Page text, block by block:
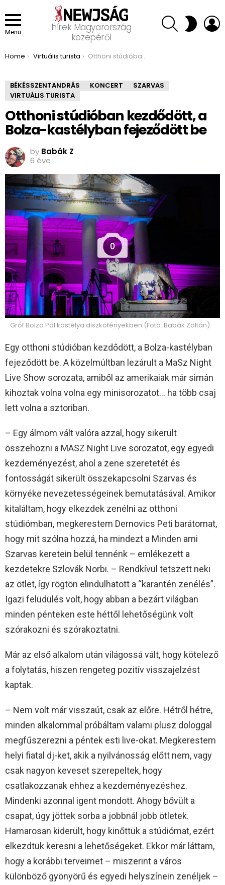
Menu
hírek Magyarország
közepéről
SEARCH SWITCH
SKIN
You are here:
Home Virtuális turista Otthoni stúdióban kezdődött, a Bolza-kastélyban fejeződött be
BÉKÉSSZENTANDRÁS KONCERT
SZARVAS
VIRTUÁLIS TURISTA
Otthoni stúdióban kezdődött, a
Bolza-kastélyban fejeződött be
by Babák Z
6 éve
0
Gróf Bolza Pál kastélya diszkófényekben (Fotó: Babák Zoltán)
Egy otthoni stúdióban kezdődött, a Bolza-kastélyban
fejeződött be. A közelmúltban lezárult a MaSz Night
Live Show sorozata, amiből az amerikaiak már simán
kihoztak volna volna egy minisorozatot… ha több csaj
lett volna a sztoriban.
– Egy álmom vált valóra azzal, hogy sikerült
összehozni a MASZ Night Live sorozatot, egy egyedi
kezdeményezést, ahol a zene szeretetét és
fontosságát sikerült összekapcsolni Szarvas és
környéke nevezetességeinek bemutatásával. Amikor
kitaláltam, hogy elkezdek zenélni az otthoni
stúdiómban, megkerestem Dernovics Peti barátomat,
hogy mit szólna hozzá, ha mindezt a Minden ami
Szarvas keretein belül tennénk – emlékezett a
kezdetekre Szlovák Norbi. – Rendkívül tetszett neki
az ötlet, így rögtön elindulhatott a “karantén zenélés”.
Igazi felüdülés volt, hogy abban a bezárt világban
minden pénteken este héttől lehetőségünk volt
szórakozni és szórakoztatni.
Már az első alkalom után világossá vált, hogy kötelező
a folytatás, hiszen rengeteg pozitív visszajelzést
kaptak.
– Nem volt már visszaút, csak az előre. Hétről hétre,
minden alkalommal próbáltam valami plusz dologgal
megfűszerezni a péntek esti live-okat. Megkerestem
helyi fiatal dj-ket, akik a nyilvánosság előtt nem, vagy
csak nagyon keveset szerepeltek, hogy
csatlakozzanak ehhez a kezdeményezéshez.
Mindenki azonnal igent mondott. Ahogy bővült a
csapat, úgy jöttek sorba a jobbnál jobb ötletek.
Hamarosan kiderült, hogy kinőttük a stúdiómat, ezért
elkezdtük keresni a lehetőségeket. Ekkor már láttam,
hogy a korábbi terveimet – miszerint a város
különböző gyönyörű és egyedi helyszínein zenéljek –